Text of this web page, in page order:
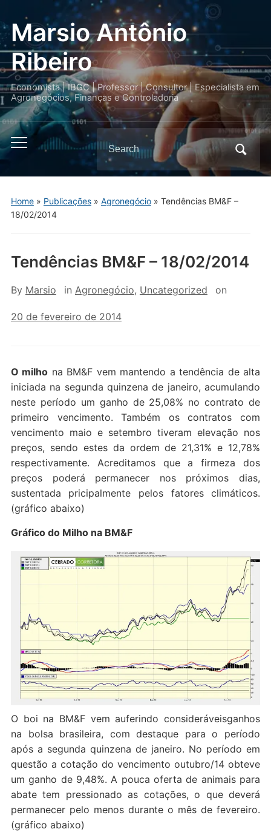
Marsio Antônio
Ribeiro
Economista | IBGC | Professor | Consultor | Especialista em
Agronegócios, Finanças e Controladoria
Toggle
menu
for:
Home» Publicações» Agronegócio» Tendências BM&F –
18/02/2014
Tendências BM&F – 18/02/2014
By Marsio in Agronegócio, Uncategorized on
20 de fevereiro de 2014
O milho na BM&F vem mantendo a tendência de alta
iniciada na segunda quinzena de janeiro, acumulando
neste período um ganho de 25,08% no contrato de
primeiro vencimento. Também os contratos com
vencimento maio e setembro tiveram elevação nos
preços, sendo estes da ordem de 21,31% e 12,78%
respectivamente. Acreditamos que a firmeza dos
preços poderá permanecer nos próximos dias,
sustentada pricipalmente pelos fatores climáticos.
(gráfico abaixo)
Gráfico do Milho na BM&F
O boi na BM&F vem auferindo consideráveisganhos
na bolsa brasileira, com destaque para o período
após a segunda quinzena de janeiro. No período em
questão a cotação do vencimento outubro/14 obteve
um ganho de 9,48%. A pouca oferta de animais para
abate tem pressionado as cotações, o que deverá
permanecer pelo menos durante o mês de fevereiro.
(gráfico abaixo)